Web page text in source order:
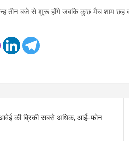
तीन बजे से शुरू होंगे जबकि कुछ मैच शाम
की ब्रिकी सबसे अधिक, आई-फोन